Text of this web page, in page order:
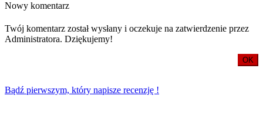
Nowy komentarz
Twój komentarz został wysłany i oczekuje na zatwierdzenie przez
Administratora. Dziękujemy!
OK
Bądź pierwszym, który napisze recenzję !